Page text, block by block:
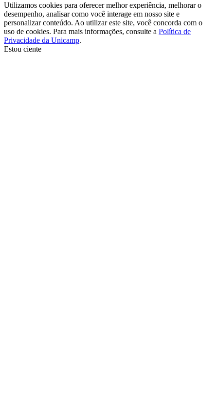
Utilizamos cookies para oferecer melhor experiência, melhorar o
desempenho, analisar como você interage em nosso site e
personalizar conteúdo. Ao utilizar este site, você concorda com o
uso de cookies. Para mais informações, consulte a Política de
Privacidade da Unicamp.
Estou ciente